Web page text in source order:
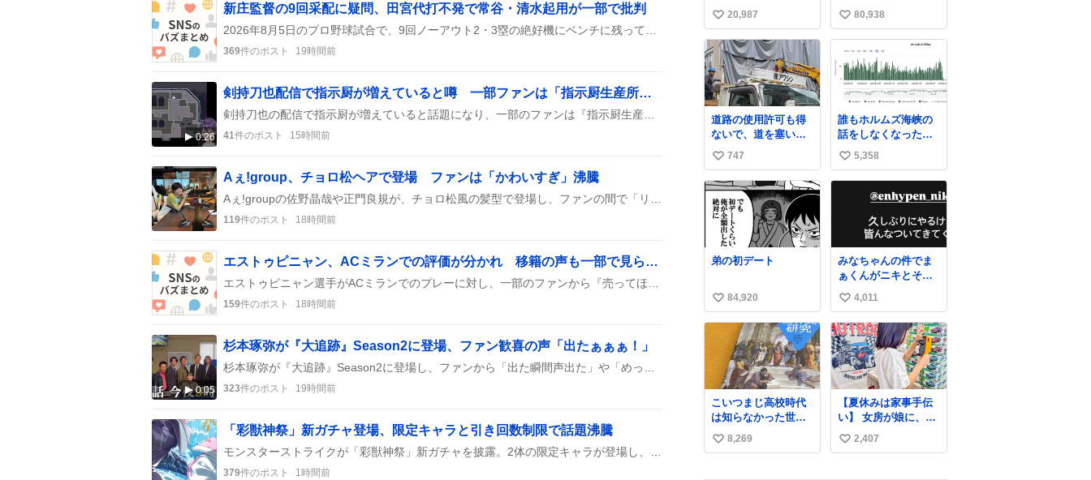
新庄監督の9回采配に疑問、田宮代打不発で常谷・清水起用が一部で批判
2026年8月5日のプロ野球試合で、9回ノーアウト2・3塁の絶好機にベンチに残っていた田宮が代打に起用されず、常谷と清水が代打に選ばれた。両者とも三振し、チームは得点できなかった。この采配に対しSNS上で批判が多数上がっている。
369件のポスト 19時間前
0:26
剣持刀也配信で指示厨が増えていると噂 一部ファンは「指示厨生産所」や「過激な指示が目立つ」とツイート
剣持刀也の配信で指示厨が増えていると話題になり、一部のファンは『指示厨生産所』や『過激な指示が目立つ』とツイートしている。配信の独特な雰囲気が注目されている。
41件のポスト 15時間前
Aぇ!group、チョロ松ヘアで登場 ファンは「かわいすぎ」沸騰
Aぇ!groupの佐野晶哉や正門良規が、チョロ松風の髪型で登場し、ファンの間で「リアルチョロ松」や「かわいすぎ」などのコメントが広がっている。
119件のポスト 18時間前
エストゥピニャン、ACミランでの評価が分かれ 移籍の声も一部で見られる
エストゥピニャン選手がACミランでのプレーに対し、一部のファンから『売ってほしい』『移籍してほしい』という声が上がり、パフォーマンスへの批判が見られる様子が紹介されている。また、アストンヴィラへの移籍噂もちらほらと出ている。
159件のポスト 18時間前
0:05
杉本琢弥が『大追跡』Season2に登場、ファン歓喜の声「出たぁぁぁ！」
杉本琢弥が『大追跡』Season2に登場し、ファンから「出た瞬間声出た」や「めっちゃ気になる役どころ」などの歓声がSNSに広がっている。リアタイや録画視聴の報告も多数見られ、彼のシーンが話題になっている。
323件のポスト 19時間前
「彩獣神祭」新ガチャ登場、限定キャラと引き回数制限で話題沸騰
モンスターストライクが「彩獣神祭」新ガチャを披露。2体の限定キャラが登場し、オーブで月3回まで10連、課金チケットで無制限に回せる仕様が話題になっている。
379件のポスト 1時間前
ラスは前の座席であ
るため）
い
い
ね
数
20,987
いじめっぽすぎる
い
い
ね
80,938
道路の使用許可も得
ないで、道を塞いだ
まま解体作業して
る。 写真を撮ろうと
したら「勝手に写真
撮るな馬鹿野郎」と
罵倒されるなど。
い
い
ね
数
747
誰もホルムズ海峡の
話をしなくなったけ
どタンカーの往来は
消滅したままですね
と
い
い
5,358
弟の初デート
い
い
84,920
みなちゃんの件でま
ぁくんがニキとその
家族を脅してるけど
絶対間違えてる。 悪
いのは誹謗中傷した
人達でしょ。こんな
のみなちゃん望んで
ないし曲がった正義
すぎる
い
い
ね
数
4,011
こいつまじ高校時代
は知らなかった世界
史が溢れすぎてて
𝑩𝑰𝑮 𝑳𝑶𝑽𝑬＿＿
い
8,269
【夏休みは家事手伝
い】 女房が娘に、働
いたらバイト代もら
えば？と言ったら、
い
2,407